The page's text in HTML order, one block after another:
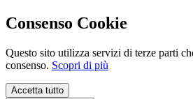
Consenso Cookie
Questo sito utilizza servizi di terze parti
consenso. Scopri di più
Accetta tutto